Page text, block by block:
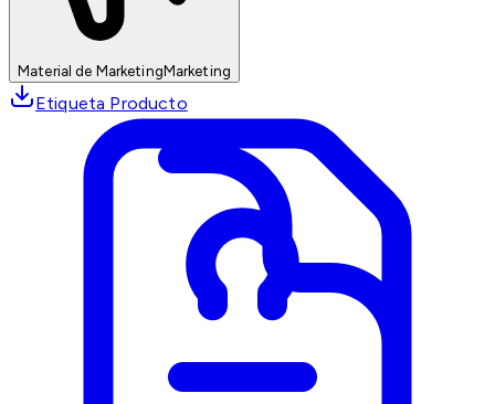
Material de MarketingMarketing
Etiqueta Producto